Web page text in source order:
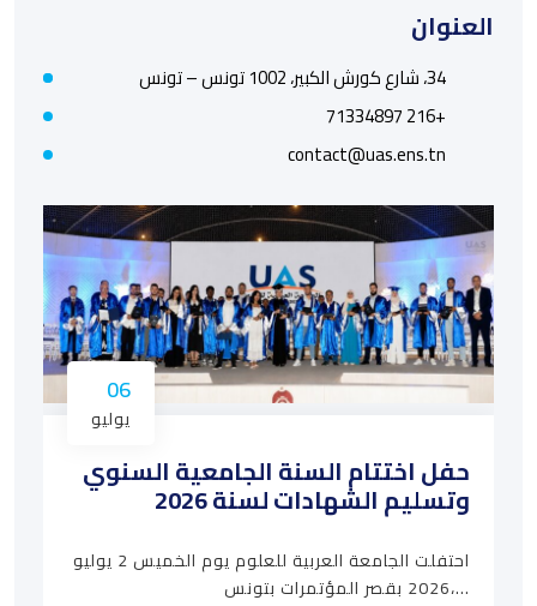
العنوان
34، شارع كورش الكبير، 1002 تونس – تونس
+216 71334897
contact@uas.ens.tn
06
يوليو
حفل اختتام السنة الجامعية السنوي
وتسليم الشهادات لسنة 2026
احتفلت الجامعة العربية للعلوم يوم الخميس 2 يوليو
2026 بقصر المؤتمرات بتونس،…